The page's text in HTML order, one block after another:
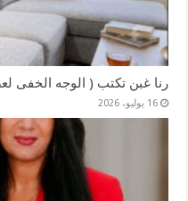
رنا غبن تكتب ( الوجه الخفى
16 يوليو، 2026